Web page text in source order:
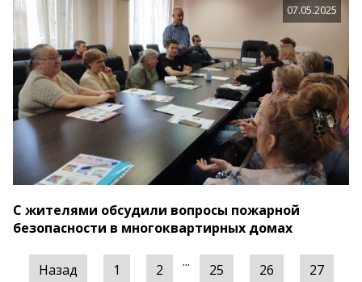
07.05.2025
С жителями обсудили вопросы пожарной
безопасности в многоквартирных домах
Назад 1 2 ... 25 26
27